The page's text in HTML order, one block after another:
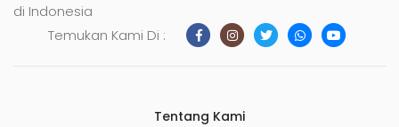
di Indonesia
Temukan Kami Di :
Tentang Kami